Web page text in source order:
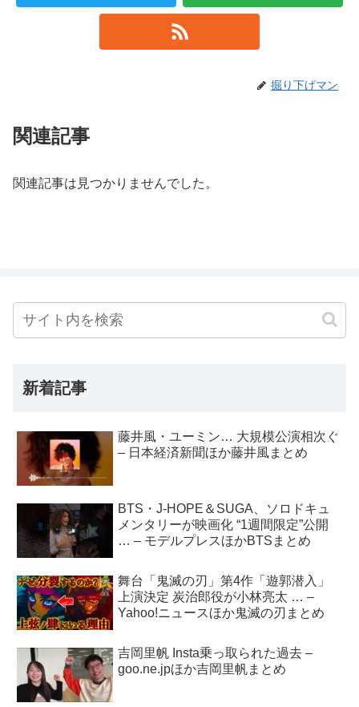
掘り下げマン
関連記事
関連記事は見つかりませんでした。
新着記事
藤井風・ユーミン… 大規模公演相次ぐ
– 日本経済新聞ほか藤井風まとめ
BTS・J-HOPE＆SUGA、ソロドキュ
メンタリーが映画化 “1週間限定”公開
… – モデルプレスほかBTSまとめ
舞台「鬼滅の刃」第4作「遊郭潜入」
上演決定 炭治郎役が小林亮太 … –
Yahoo!ニュースほか鬼滅の刃まとめ
吉岡里帆 Insta乗っ取られた過去 –
goo.ne.jpほか吉岡里帆まとめ